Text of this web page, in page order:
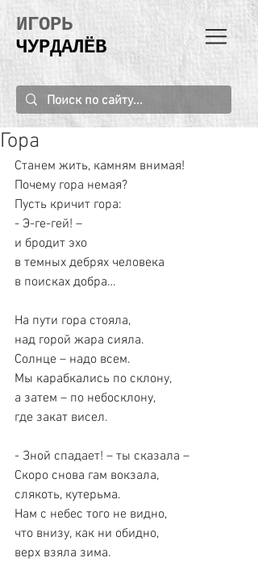
ИГОРЬ
ЧУРДАЛЁВ
Гора
Станем жить, камням внимая!
Почему гора немая?
Пусть кричит гора:
- Э-ге-гей! –
и бродит эхо
в темных дебрях человека
в поисках добра…
На пути гора стояла,
над горой жара сияла.
Солнце – надо всем.
Мы карабкались по склону,
а затем – по небосклону,
где закат висел.
- Зной спадает! – ты сказала –
Скоро снова гам вокзала,
слякоть, кутерьма.
Нам с небес того не видно,
что внизу, как ни обидно,
верх взяла зима.